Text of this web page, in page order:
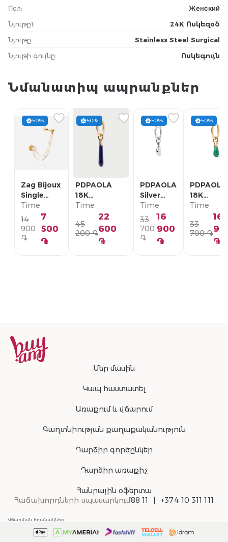
Пол:
Женский
Նյութը1:
24K Ոսկեզօծ
Նյութը:
Stainless Steel Surgical
Նյութի գույնը: Ոսկեգույն
Նմանատիպ ապրանքներ
50%
Zag Bijoux
Single
Earring/
SLA22993-
01WHT
Time
14
900
֏
7
500
֏
50%
PDPAOLA
18K
Позолоченная
Серебряная
Моно-серьга/
PG01-336-U
Time
45
200 ֏
22
600
֏
50%
PDPAOLA
Silver
Single
Earring/
PG02-
092-U
Time
33
700
֏
16
900
֏
50%
PDPAOLA
18K
Моно-
PG01-
Time
33
700 ֏
16
֏
Մեր մասին
Կապ հաստատել
Առաքում և վճարում
Գաղտնիության քաղաքականություն
Դարձիր գործընկեր
Դարձիր առաքիչ
Հանրային օֆերտա
Հաճախորդների սպասարկում88 11 +374 10 311 111
Վճարման եղանակներ